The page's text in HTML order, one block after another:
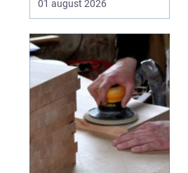
Storkøbenhavn er
er tæt, tidsplanerne
stramme, og pladsen på
byggepladserne er ofte
begrænset. Derfor har
entreprenører,
virksomhed...
01 august 2026